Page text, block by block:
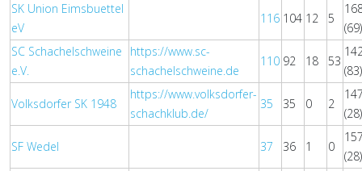
SK Union Eimsbuettel
eV
116 104 12 5
(69)
SC Schachelschweine
e.V.
https://www.sc-
schachelschweine.de
110 92 18 53
(83)
Volksdorfer SK 1948
https://www.volksdorfer-
schachklub.de/
35 35 0 2
(28)
SF Wedel 37 36 1 0
(28)